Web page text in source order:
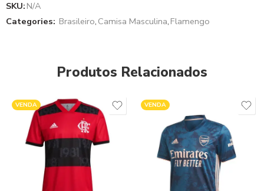
SKU: N/A
Categories: Brasileiro, Camisa Masculina, Flamengo
Produtos Relacionados
VENDA VENDA